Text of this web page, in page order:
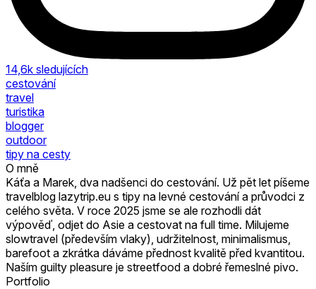
14,6k sledujících
cestování
travel
turistika
blogger
outdoor
tipy na cesty
O mně
Káťa a Marek, dva nadšenci do cestování. Už pět let píšeme
travelblog lazytrip.eu s tipy na levné cestování a průvodci z
celého světa. V roce 2025 jsme se ale rozhodli dát
výpověď, odjet do Asie a cestovat na full time. Milujeme
slowtravel (především vlaky), udržitelnost, minimalismus,
barefoot a zkrátka dáváme přednost kvalitě před kvantitou.
Naším guilty pleasure je streetfood a dobré řemeslné pivo.
Portfolio